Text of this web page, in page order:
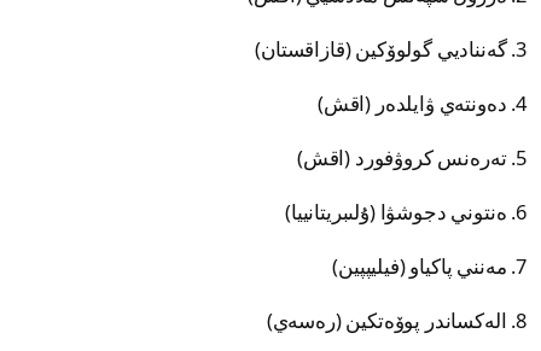
3. گەنناديي گولوۆكين (قازاقستان)
4. دەونتەي ۋايلدەر (اقش)
5. تەرەنس كروۋفورد (اقش)
6. ەنتوني دجوشۋا (ۇلىبريتانييا)
7. مەنني پاكياو (فيليپپين)
8. الەكساندر پوۆەتكين (رەسەي)